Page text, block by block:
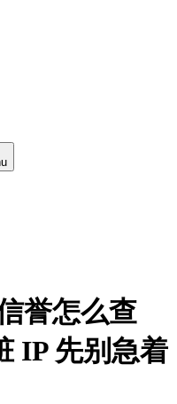
誉怎么查
IP 先别急着